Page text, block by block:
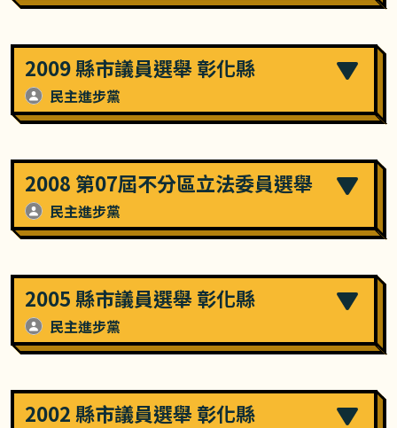
2009 縣市議員選舉 彰化縣
民主進步黨
2008 第07屆不分區立法委員選舉
民主進步黨
2005 縣市議員選舉 彰化縣
民主進步黨
2002 縣市議員選舉 彰化縣